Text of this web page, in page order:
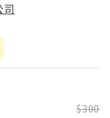
司
300